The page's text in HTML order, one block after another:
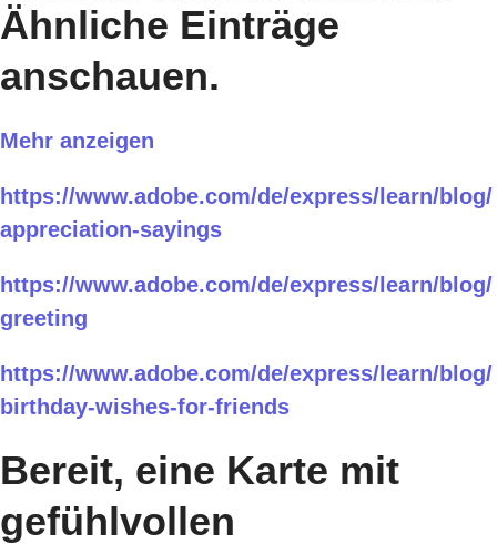
Ähnliche Einträge
anschauen.
Mehr anzeigen
https://www.adobe.com/de/express/learn/blog/
appreciation-sayings
https://www.adobe.com/de/express/learn/blog/
greeting
https://www.adobe.com/de/express/learn/blog/
birthday-wishes-for-friends
Bereit, eine Karte mit
gefühlvollen